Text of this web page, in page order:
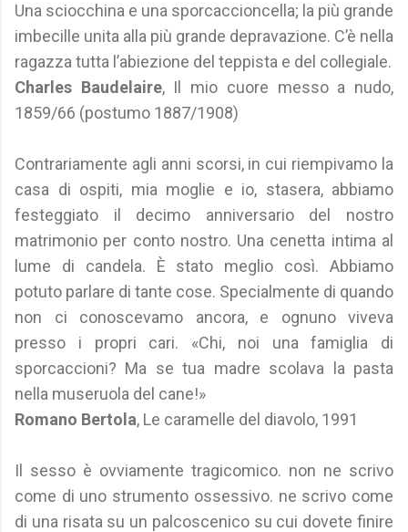
Una sciocchina e una sporcaccioncella; la più grande
imbecille unita alla più grande depravazione. C’è nella
ragazza tutta l’abiezione del teppista e del collegiale.
Charles Baudelaire, Il mio cuore messo a nudo,
1859/66 (postumo 1887/1908)
Contrariamente agli anni scorsi, in cui riempivamo la
casa di ospiti, mia moglie e io, stasera, abbiamo
festeggiato il decimo anniversario del nostro
matrimonio per conto nostro. Una cenetta intima al
lume di candela. È stato meglio così. Abbiamo
potuto parlare di tante cose. Specialmente di quando
non ci conoscevamo ancora, e ognuno viveva
presso i propri cari. «Chi, noi una famiglia di
sporcaccioni? Ma se tua madre scolava la pasta
nella museruola del cane!»
Romano Bertola, Le caramelle del diavolo, 1991
Il sesso è ovviamente tragicomico. non ne scrivo
come di uno strumento ossessivo. ne scrivo come
di una risata su un palcoscenico su cui dovete finire